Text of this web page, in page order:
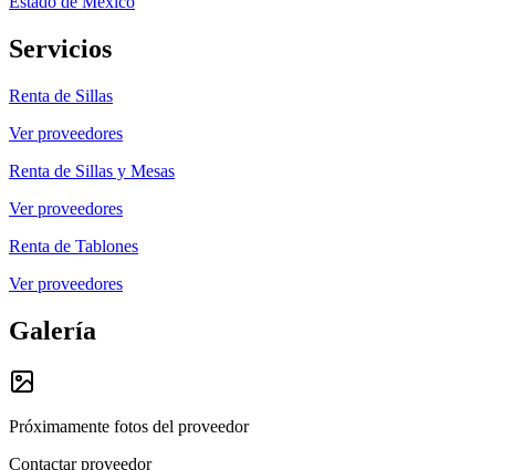
Servicios
Renta de Sillas
Ver proveedores
Renta de Sillas y Mesas
Ver proveedores
Renta de Tablones
Ver proveedores
Galería
Próximamente fotos del proveedor
Contactar proveedor